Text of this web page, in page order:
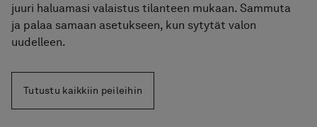
juuri haluamasi valaistus tilanteen mukaan. Sammuta
ja palaa samaan asetukseen, kun sytytät valon
uudelleen.
Tutustu kaikkiin peileihin